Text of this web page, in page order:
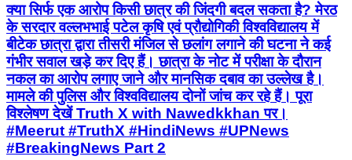
क्या सिर्फ एक आरोप किसी छात्र की जिंदगी बदल सकता है? मेरठ
के सरदार वल्लभभाई पटेल कृषि एवं प्रौद्योगिकी विश्वविद्यालय में
बीटेक छात्रा द्वारा तीसरी मंजिल से छलांग लगाने की घटना ने कई
गंभीर सवाल खड़े कर दिए हैं। छात्रा के नोट में परीक्षा के दौरान
नकल का आरोप लगाए जाने और मानसिक दबाव का उल्लेख है।
मामले की पुलिस और विश्वविद्यालय दोनों जांच कर रहे हैं। पूरा
विश्लेषण देखें Truth X with Nawedkkhan पर।
#Meerut #TruthX #HindiNews #UPNews
#BreakingNews Part 2